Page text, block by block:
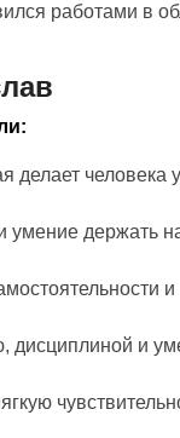
работами в
делает человека
умение держать
дисциплиной и